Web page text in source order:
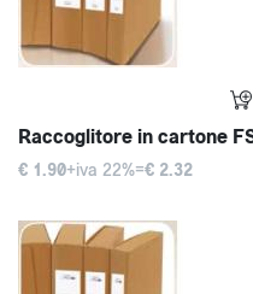
Raccoglitore in cartone
€ 1.90+iva 22%=€ 2.32